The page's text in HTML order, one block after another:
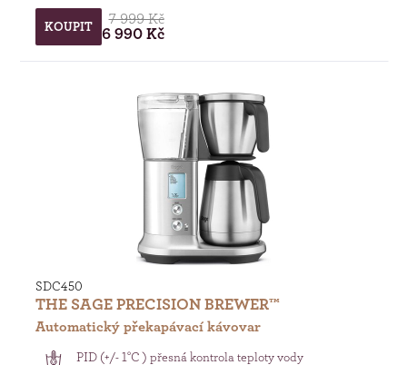
7 999 Kč
6 990 Kč
KOUPIT
SDC450
THE SAGE PRECISION BREWER™
Automatický překapávací kávovar
PID (+/- 1°C ) přesná kontrola teploty vody